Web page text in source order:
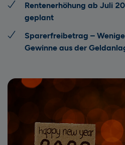
Rentenerhöhung ab Juli
geplant
Sparerfreibetrag –
Gewinne aus der